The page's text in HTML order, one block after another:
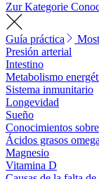
Zur Kategorie
Guía práctica
Presión arterial
Intestino
Metabolismo
Sistema inmunitario
Longevidad
Sueño
Conocimientos
Ácidos grasos
Magnesio
Vitamina D